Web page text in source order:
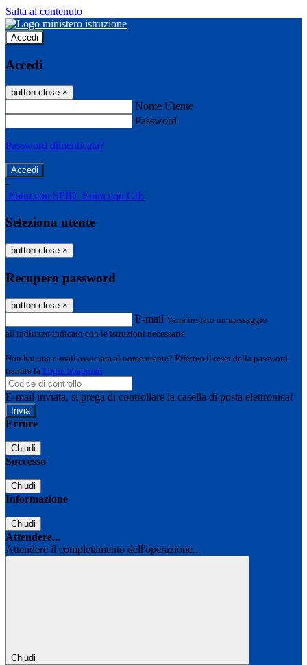
Salta al contenuto
Accedi
Accedi
button close ×
Nome Utente
Password
Password dimenticata?
-
Entra con SPID Entra con CIE
Seleziona utente
button close ×
Recupero password
button close ×
E-mail Verrà inviato un messaggio
all'indirizzo indicato con le istruzioni necessarie.
Non hai una e-mail associata al nome utente? Effettua il reset della password
tramite la Login Spaggiari
E-mail inviata, si prega di controllare la casella di posta elettronica!
Errore
Chiudi
Successo
Chiudi
Informazione
Chiudi
Attendere...
Attendere il completamento dell'operazione...
Chiudi